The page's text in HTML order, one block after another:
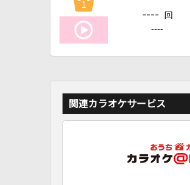
1
---- 回
----
関連カラオケサービス